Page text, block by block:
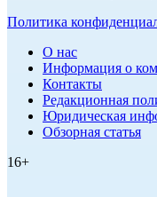
Политика
О нас
Информация о
Контакты
Редакционная
Юридическая
Обзорная статья
16+